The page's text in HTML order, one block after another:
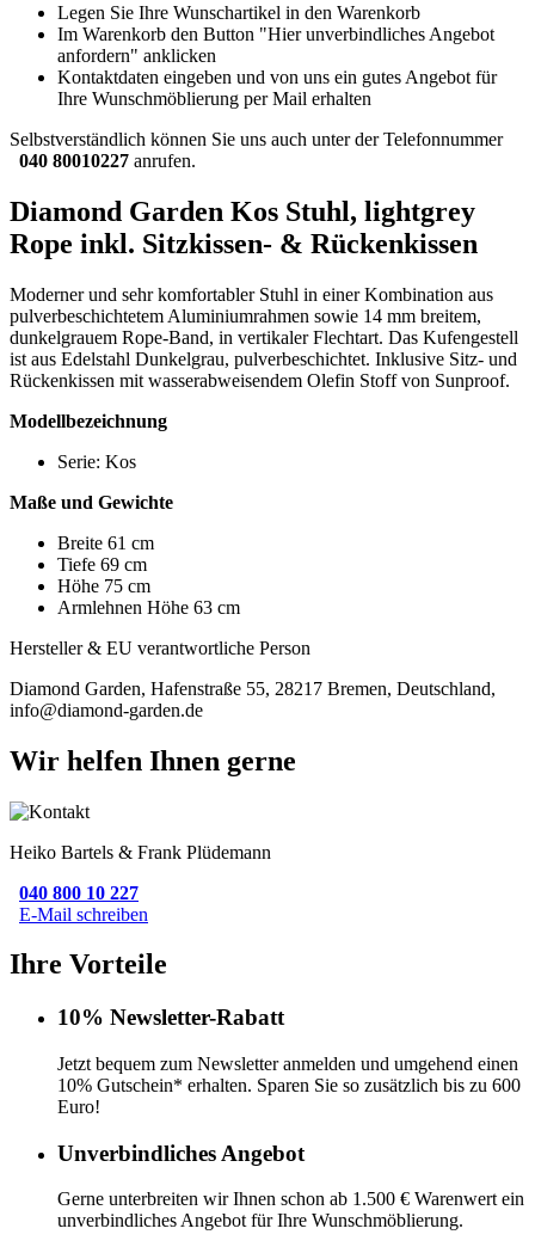
Legen Sie Ihre Wunschartikel in den Warenkorb
Im Warenkorb den Button "Hier unverbindliches Angebot
anfordern" anklicken
Kontaktdaten eingeben und von uns ein gutes Angebot für
Ihre Wunschmöblierung per Mail erhalten
Selbstverständlich können Sie uns auch unter der Telefonnummer
040 80010227 anrufen.
Diamond Garden Kos Stuhl, lightgrey
Rope inkl. Sitzkissen- & Rückenkissen
Moderner und sehr komfortabler Stuhl in einer Kombination aus
pulverbeschichtetem Aluminiumrahmen sowie 14 mm breitem,
dunkelgrauem Rope-Band, in vertikaler Flechtart. Das Kufengestell
ist aus Edelstahl Dunkelgrau, pulverbeschichtet. Inklusive Sitz- und
Rückenkissen mit wasserabweisendem Olefin Stoff von Sunproof.
Modellbezeichnung
Serie: Kos
Maße und Gewichte
Breite 61 cm
Tiefe 69 cm
Höhe 75 cm
Armlehnen Höhe 63 cm
Hersteller & EU verantwortliche Person
Diamond Garden, Hafenstraße 55, 28217 Bremen, Deutschland,
info@diamond-garden.de
Wir helfen Ihnen gerne
Heiko Bartels & Frank Plüdemann
040 800 10 227
E-Mail schreiben
Ihre Vorteile
10% Newsletter-Rabatt
Jetzt bequem zum Newsletter anmelden und umgehend einen
10% Gutschein* erhalten. Sparen Sie so zusätzlich bis zu 600
Euro!
Unverbindliches Angebot
Gerne unterbreiten wir Ihnen schon ab 1.500 € Warenwert ein
unverbindliches Angebot für Ihre Wunschmöblierung.